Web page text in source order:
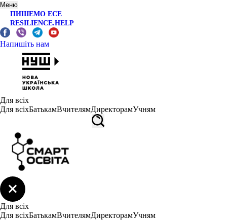
Меню
ПИШЕМО ЕСЕ
RESILIENCE.HELP
Напишіть нам
Для всіх
Для всіхБатькамВчителямДиректорамУчням
Для всіх
Для всіхБатькамВчителямДиректорамУчням